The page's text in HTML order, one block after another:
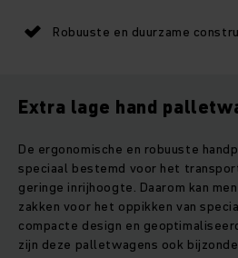
Robuuste en duurzame
Extra lage hand
De ergonomische en robuuste
speciaal bestemd voor het
geringe inrijhoogte. Daarom kan
zakken voor het oppikken van
compacte design en
zijn deze palletwagens ook